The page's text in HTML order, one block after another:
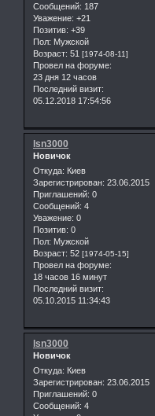
Сообщений: 187
Уважение: +21
Позитив: +39
Пол: Мужской
Возраст: 51 [1974-08-11]
Провел на форуме:
23 дня 12 часов
Последний визит:
05.12.2018 17:54:56
lsn3000
Новичок
Откуда: Киев
Зарегистрирован: 23.06.2015
Приглашений: 0
Сообщений: 4
Уважение: 0
Позитив: 0
Пол: Мужской
Возраст: 52 [1974-05-15]
Провел на форуме:
18 часов 16 минут
Последний визит:
05.10.2015 11:34:43
lsn3000
Новичок
Откуда: Киев
Зарегистрирован: 23.06.2015
Приглашений: 0
Сообщений: 4